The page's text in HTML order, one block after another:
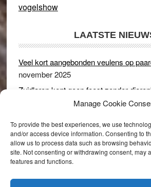
Manage Cookie
To provide the best experiences, we use
and/or access device information. Consenting to
allow us to process data such as browsing
site. Not consenting or withdrawing consent, may
features and functions.
vogelshow
LAATSTE
Veel kort aangebonden veulens op
november 2025
Zuidlaren kent geen feest zonder
Rijswijk (Gld) 2 december 2024
Dikbillen sieren de troon op
Druten 8 november 2024